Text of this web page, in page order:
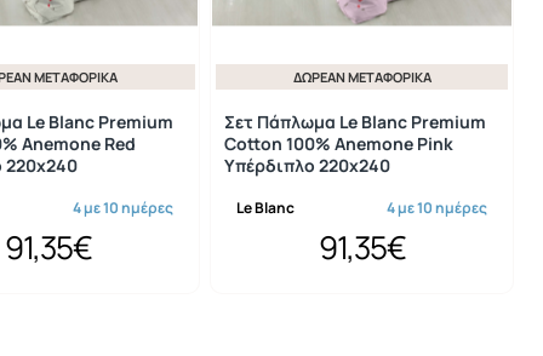
ΜΕΤΑΦΟΡΙΚΆ
4 με 10 ημέρες
Le Blanc Premium
Anemone Red
220x240
91,35€
ΔΩΡΕΆΝ ΜΕΤΑΦΟΡΙΚΆ
Le Blanc 4 με 10 ημέρες
Σετ Πάπλωμα Le Blanc Premium
Cotton 100% Anemone Pink
Υπέρδιπλο 220x240
91,35€